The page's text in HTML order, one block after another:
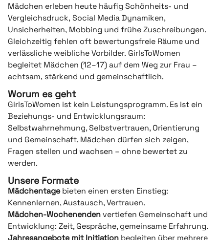
Mädchen erleben heute häufig Schönheits- und
Vergleichsdruck, Social Media Dynamiken,
Unsicherheiten, Mobbing und frühe Zuschreibungen.
Gleichzeitig fehlen oft bewertungsfreie Räume und
verlässliche weibliche Vorbilder. GirlsToWomen
begleitet Mädchen (12–17) auf dem Weg zur Frau –
achtsam, stärkend und gemeinschaftlich.
Worum es geht
GirlsToWomen ist kein Leistungsprogramm. Es ist ein
Beziehungs- und Entwicklungsraum:
Selbstwahrnehmung, Selbstvertrauen, Orientierung
und Gemeinschaft. Mädchen dürfen sich zeigen,
Fragen stellen und wachsen – ohne bewertet zu
werden.
Unsere Formate
Mädchentagebieten einen ersten Einstieg:
Kennenlernen, Austausch, Vertrauen.
Mädchen-Wochenendenvertiefen Gemeinschaft und
Entwicklung: Zeit, Gespräche, gemeinsame Erfahrung.